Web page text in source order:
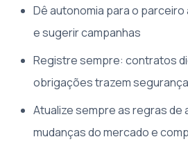
Dê autonomia para o
e sugerir campanhas
Registre sempre: contratos
obrigações trazem
Atualize sempre as regras de
mudanças do mercado e